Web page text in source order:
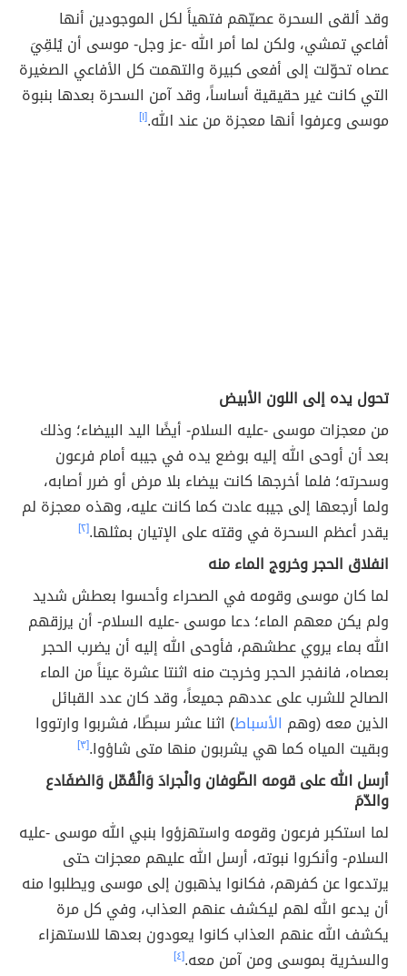
وقد ألقى السحرة عصيّهم فتهيأَ لكل الموجودين أنها
أفاعي تمشي، ولكن لما أمر الله -عز وجل- موسى أن يُلقِيَ
عصاه تحوّلت إلى أفعى كبيرة والتهمت كل الأفاعي الصغيرة
التي كانت غير حقيقية أساساً، وقد آمن السحرة بعدها بنبوة
موسى وعرفوا أنها معجزة من عند الله.[١]
تحول يده إلى اللون الأبيض
من معجزات موسى -عليه السلام- أيضًا اليد البيضاء؛ وذلك
بعد أن أوحى الله إليه بوضع يده في جيبه أمام فرعون
وسحرته؛ فلما أخرجها كانت بيضاء بلا مرض أو ضرر أصابه،
ولما أرجعها إلى جيبه عادت كما كانت عليه، وهذه معجزة لم
يقدر أعظم السحرة في وقته على الإتيان بمثلها.[٢]
انفلاق الحجر وخروج الماء منه
لما كان موسى وقومه في الصحراء وأحسوا بعطش شديد
ولم يكن معهم الماء؛ دعا موسى -عليه السلام- أن يرزقهم
الله بماء يروي عطشهم، فأوحى الله إليه أن يضرب الحجر
بعصاه، فانفجر الحجر وخرجت منه اثنتا عشرة عيناً من الماء
الصالح للشرب على عددهم جميعاً، وقد كان عدد القبائل
الذين معه (وهم الأسباط) اثنا عشر سبطًا، فشربوا وارتووا
وبقيت المياه كما هي يشربون منها متى شاؤوا.[٣]
أرسل الله على قومه الطّوفان والْجرادَ وَالْقُمّل وَالضفَادع
والدّمَ
لما استكبر فرعون وقومه واستهزؤوا بنبي الله موسى -عليه
السلام- وأنكروا نبوته، أرسل الله عليهم معجزات حتى
يرتدعوا عن كفرهم، فكانوا يذهبون إلى موسى ويطلبوا منه
أن يدعو الله لهم ليكشف عنهم العذاب، وفي كل مرة
يكشف الله عنهم العذاب كانوا يعودون بعدها للاستهزاء
والسخرية بموسى ومن آمن معه.[٤]